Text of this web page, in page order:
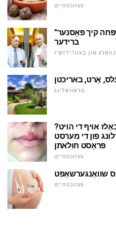
געזונטהייַט
"דזשעראַלדין" רעסטאָראַן משפּחה קיך פּאָסנער
ברידער
און בעוורידזשיז
אָרט, באריכטן
טראַוואַלינג
אויף די הויט?
פון די מערסט
פּראָסט חולאתן
געזונטהייַט
שוואַנגערשאַפט
געזונטהייַט